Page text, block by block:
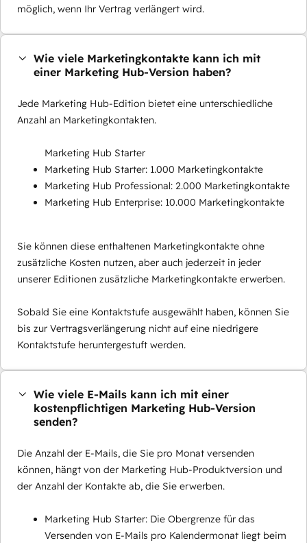
möglich, wenn Ihr Vertrag verlängert wird.
Wie viele Marketingkontakte kann ich mit
einer Marketing Hub-Version haben?
Jede Marketing Hub-Edition bietet eine unterschiedliche
Anzahl an Marketingkontakten.
Marketing Hub Starter
Marketing Hub Starter: 1.000 Marketingkontakte
Marketing Hub Professional: 2.000 Marketingkontakte
Marketing Hub Enterprise: 10.000 Marketingkontakte
Sie können diese enthaltenen Marketingkontakte ohne
zusätzliche Kosten nutzen, aber auch jederzeit in jeder
unserer Editionen zusätzliche Marketingkontakte erwerben.
Sobald Sie eine Kontaktstufe ausgewählt haben, können Sie
bis zur Vertragsverlängerung nicht auf eine niedrigere
Kontaktstufe heruntergestuft werden.
Wie viele E-Mails kann ich mit einer
kostenpflichtigen Marketing Hub-Version
senden?
Die Anzahl der E-Mails, die Sie pro Monat versenden
können, hängt von der Marketing Hub-Produktversion und
der Anzahl der Kontakte ab, die Sie erwerben.
Marketing Hub Starter: Die Obergrenze für das
Versenden von E-Mails pro Kalendermonat liegt beim